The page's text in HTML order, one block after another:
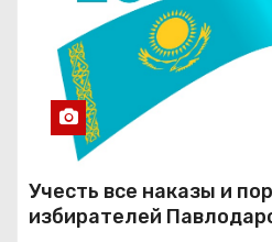
Учесть все наказы и
избирателей